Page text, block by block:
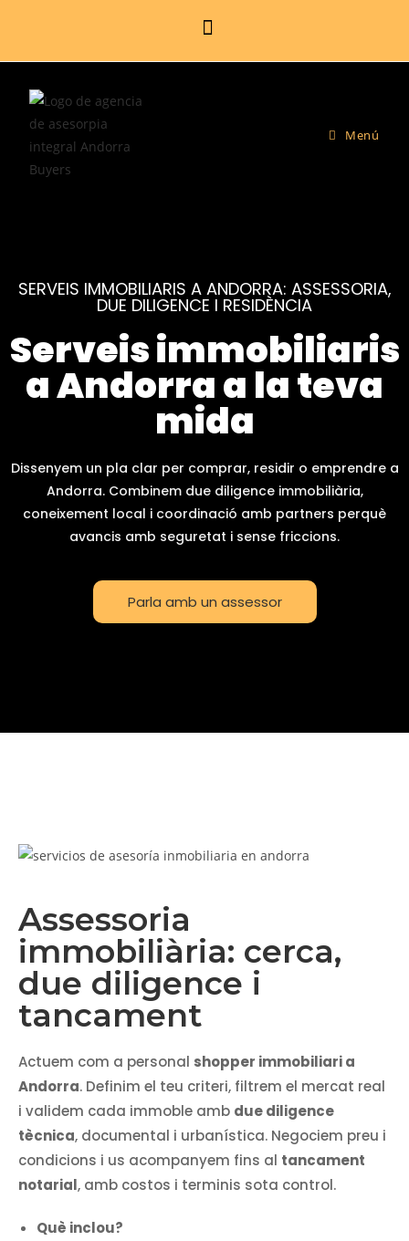
Menú
SERVEIS IMMOBILIARIS A ANDORRA: ASSESSORIA,
DUE DILIGENCE I RESIDÈNCIA
Serveis immobiliaris
a Andorra a la teva
mida
Dissenyem un pla clar per comprar, residir o emprendre a
Andorra. Combinem due diligence immobiliària,
coneixement local i coordinació amb partners perquè
avancis amb seguretat i sense friccions.
Parla amb un assessor
Assessoria
immobiliària: cerca,
due diligence i
tancament
Actuem com a personal shopper immobiliari a
Andorra. Definim el teu criteri, filtrem el mercat real
i validem cada immoble amb due diligence
tècnica, documental i urbanística. Negociem preu i
condicions i us acompanyem fins al tancament
notarial, amb costos i terminis sota control.
Què inclou?